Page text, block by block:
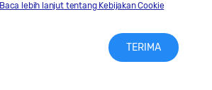
Baca lebih lanjut tentang Kebijakan Cookie
TERIMA
Legal
Privasi